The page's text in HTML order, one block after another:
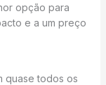
opção para
e a um preço
quase todos os